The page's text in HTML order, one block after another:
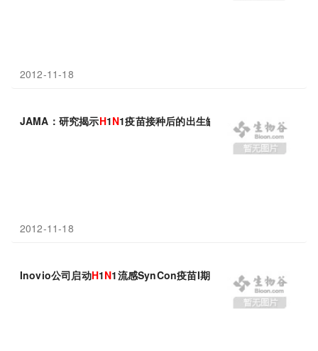
2012-11-18
JAMA：研究揭示H1N1疫苗接种后的出生缺陷及神经系统疾病的
2012-11-18
Inovio公司启动H1N1流感SynCon疫苗I期临床研究